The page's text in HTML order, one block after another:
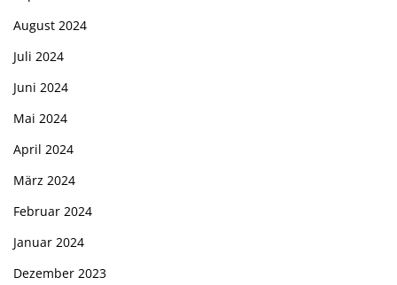
August 2024
Juli 2024
Juni 2024
Mai 2024
April 2024
März 2024
Februar 2024
Januar 2024
Dezember 2023